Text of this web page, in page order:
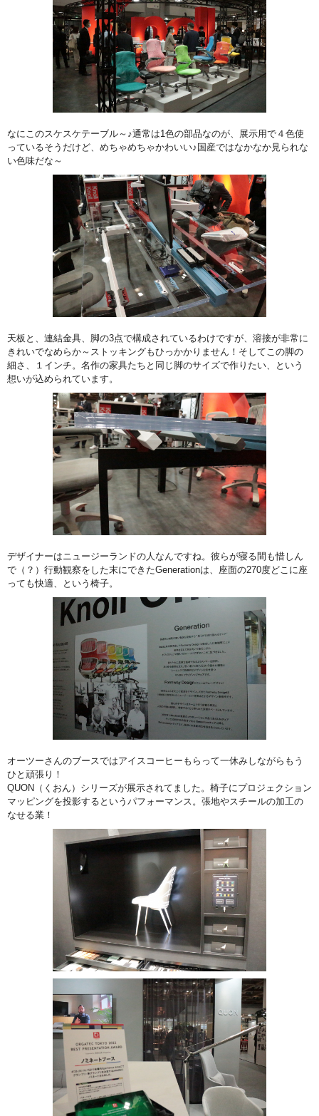
なにこのスケスケテーブル～♪通常は1色の部品なのが、展示用で４色使
っているそうだけど、めちゃめちゃかわいい♪国産ではなかなか見られな
い色味だな～
天板と、連結金具、脚の3点で構成されているわけですが、溶接が非常に
きれいでなめらか～ストッキングもひっかかりません！そしてこの脚の
細さ、１インチ。名作の家具たちと同じ脚のサイズで作りたい、という
想いが込められています。
デザイナーはニュージーランドの人なんですね。彼らが寝る間も惜しん
で（？）行動観察をした末にできたGenerationは、座面の270度どこに座
っても快適、という椅子。
オーツーさんのブースではアイスコーヒーもらって一休みしながらもう
ひと頑張り！
QUON（くおん）シリーズが展示されてました。椅子にプロジェクション
マッピングを投影するというパフォーマンス。張地やスチールの加工の
なせる業！